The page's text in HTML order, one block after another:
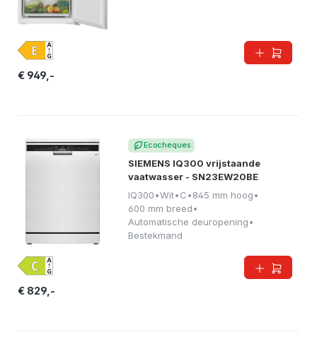
€ 949,-
Ecocheques
SIEMENS IQ300 vrijstaande
vaatwasser - SN23EW20BE
IQ300•Wit•C•845 mm hoog•
600 mm breed•
Automatische deuropening•
Bestekmand
€ 829,-